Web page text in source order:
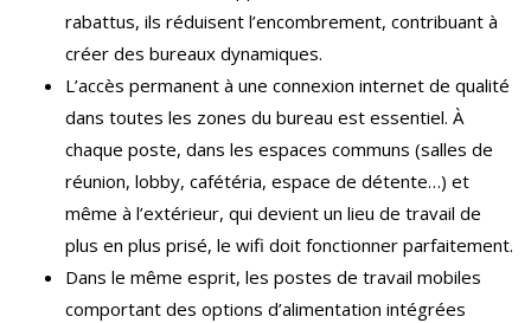
rabattus, ils réduisent l’encombrement, contribuant à
créer des bureaux dynamiques.
L’accès permanent à une connexion internet de qualité
dans toutes les zones du bureau est essentiel. À
chaque poste, dans les espaces communs (salles de
réunion, lobby, cafétéria, espace de détente…) et
même à l’extérieur, qui devient un lieu de travail de
plus en plus prisé, le wifi doit fonctionner parfaitement.
Dans le même esprit, les postes de travail mobiles
comportant des options d’alimentation intégrées